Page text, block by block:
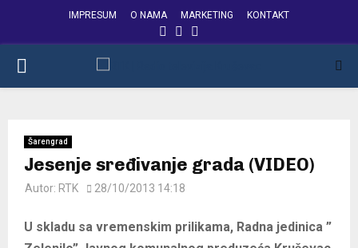
IMPRESUM O NAMA MARKETING KONTAKT
FACEBOOK
INSTAGRAM
PRIMARY
Šarengrad
Jesenje sređivanje grada (VIDEO)
Autor: RTK 28/10/2013 14:18
U skladu sa vremenskim prilikama, Radna jedinica ”